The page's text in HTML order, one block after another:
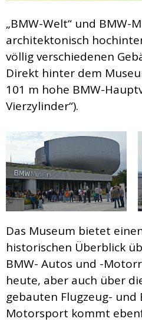
„BMW-Welt“ und BMW-
architektonisch
völlig verschiedenen
Direkt hinter dem
101 m hohe BMW-
Vierzylinder“).
Das Museum bietet
historischen Überblick
BMW- Autos und -
heute, aber auch über
gebauten Flugzeug-
Motorsport kommt